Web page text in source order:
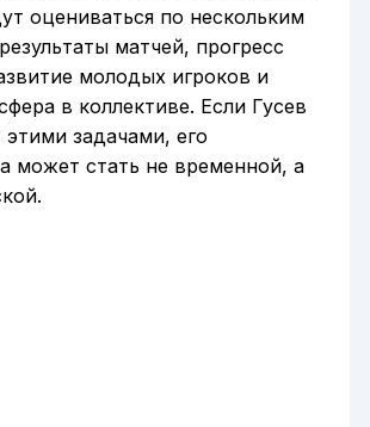
оцениваться по нескольким
матчей, прогресс
молодых игроков и
в коллективе. Если Гусев
этими задачами, его
может стать не временной, а